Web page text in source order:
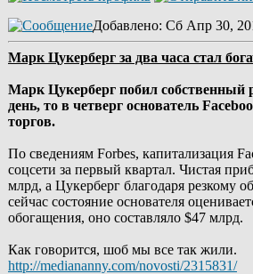
Добавлено: Сб Апр 30,
Марк Цукерберг за два часа стал
Марк Цукерберг побил собственный
день, то в четверг основатель
торгов.
По сведениям Forbes, капитализация
соцсети за первый квартал. Чистая
млрд, а Цукерберг благодаря резкому
сейчас состояние основателя
обогащения, оно составляло $47 млрд.
Как говорится, шоб мы все так жили.
http://mediananny.com/novosti/2315831/